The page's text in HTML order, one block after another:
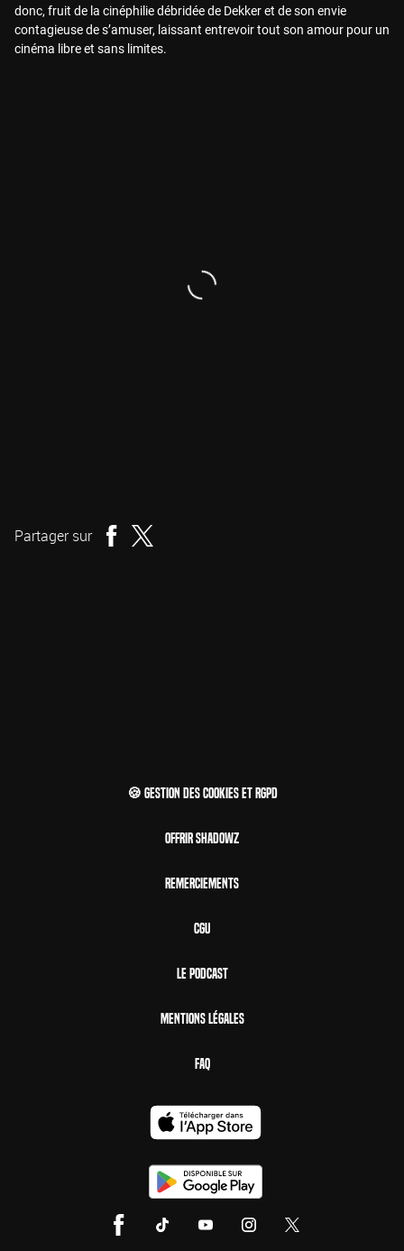
donc, fruit de la cinéphilie débridée de Dekker et de son envie
contagieuse de s’amuser, laissant entrevoir tout son amour pour un
cinéma libre et sans limites.
Partager sur
🍪 Gestion des cookies et RGPD
Offrir Shadowz
Remerciements
CGU
Le Podcast
Mentions Légales
FAQ